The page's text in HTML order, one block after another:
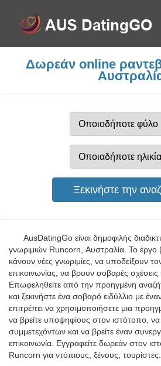
Δωρεάν online
AusDatingGo είναι δημοφιλής
γνωριμιών Runcorn, Αυστραλία. Το έργο
κάνουν νέες γνωριμίες, να υποδείξουν
επικοινωνίας, να βρουν σοβαρές σχέσεις
Επωφεληθείτε από την προηγμένη
και ξεκινήστε ένα σοβαρό ειδύλλιο με
επιτρέπει να χρησιμοποιήσετε μια
να βρείτε υποψηφίους στον ιστότοπο,
συμμετεχόντων και να βρείτε έναν
επικοινωνία. Εγγραφείτε δωρεάν στον
Runcorn για ντόπιους, ξένους, τουρίστες.